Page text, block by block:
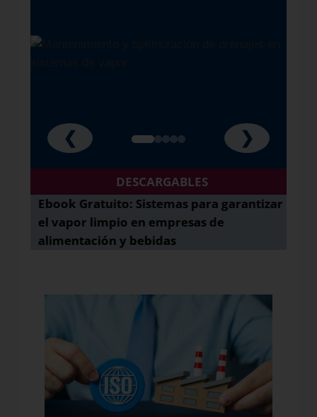
❮ ❯
DESCARGABLES
Ebook Gratuito: ​Sistemas para garantizar
el vapor limpio en empresas de
alimentación y bebidas